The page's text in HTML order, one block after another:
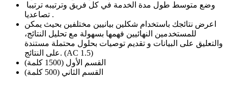
تصاعديا .
اعرض نتائجك باستخدام شكلين بيانيين مختلفين بحيث يمكن
للمستخدمين النهائيين فهمها بسهولة مع تحليل النتائج،
والتعليق على البيانات و تقديم توصيات بحلول محتملة مستندة
على النتائج. (AC 1.5)
القسم الأول (1500 كلمة)
القسم الثاني (500 كلمة)